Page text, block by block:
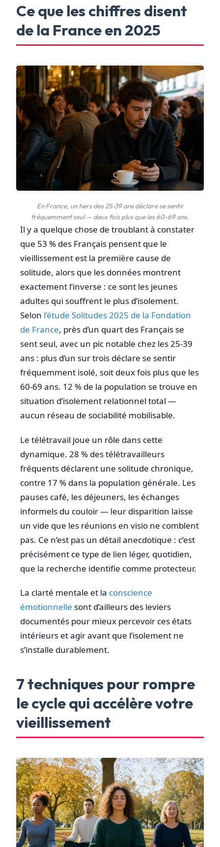
Ce que les chiffres disent
de la France en 2025
En France, un tiers des 25-39 ans déclare se sentir
fréquemment seul — deux fois plus que les 60-69 ans.
Il y a quelque chose de troublant à constater
que 53 % des Français pensent que le
vieillissement est la première cause de
solitude, alors que les données montrent
exactement l’inverse : ce sont les jeunes
adultes qui souffrent le plus d’isolement.
Selon l’étude Solitudes 2025 de la Fondation
de France, près d’un quart des Français se
sent seul, avec un pic notable chez les 25-39
ans : plus d’un sur trois déclare se sentir
fréquemment isolé, soit deux fois plus que les
60-69 ans. 12 % de la population se trouve en
situation d’isolement relationnel total —
aucun réseau de sociabilité mobilisable.
Le télétravail joue un rôle dans cette
dynamique. 28 % des télétravailleurs
fréquents déclarent une solitude chronique,
contre 17 % dans la population générale. Les
pauses café, les déjeuners, les échanges
informels du couloir — leur disparition laisse
un vide que les réunions en visio ne comblent
pas. Ce n’est pas un détail anecdotique : c’est
précisément ce type de lien léger, quotidien,
que la recherche identifie comme protecteur.
La clarté mentale et la conscience
émotionnelle sont d’ailleurs des leviers
documentés pour mieux percevoir ces états
intérieurs et agir avant que l’isolement ne
s’installe durablement.
7 techniques pour rompre
le cycle qui accélère votre
vieillissement